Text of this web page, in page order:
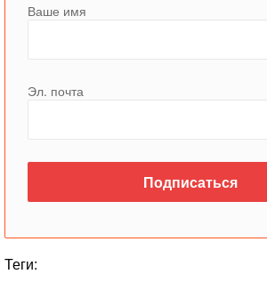
Ваше имя
Эл. почта
Теги: